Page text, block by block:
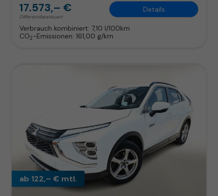
17.573,– €
Differenzbesteuert
Details
Verbrauch kombiniert: 7,10 l/100km
CO2-Emissionen: 161,00 g/km
ab 122,– € mtl.